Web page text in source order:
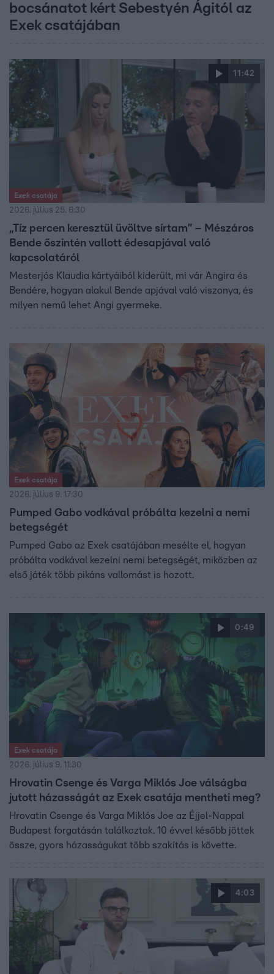
bocsánatot kért Sebestyén Ágitól az
Exek csatájában
11:42
Exek csatája
2026. július 25. 6:30
„Tíz percen keresztül üvöltve sírtam” – Mészáros
Bende őszintén vallott édesapjával való
kapcsolatáról
Mesterjós Klaudia kártyáiból kiderült, mi vár Angira és
Bendére, hogyan alakul Bende apjával való viszonya, és
milyen nemű lehet Angi gyermeke.
Exek csatája
2026. július 9. 17:30
Pumped Gabo vodkával próbálta kezelni a nemi
betegségét
Pumped Gabo az Exek csatájában mesélte el, hogyan
próbálta vodkával kezelni nemi betegségét, miközben az
első játék több pikáns vallomást is hozott.
0:49
Exek csatája
2026. július 9. 11:30
Hrovatin Csenge és Varga Miklós Joe válságba
jutott házasságát az Exek csatája mentheti meg?
Hrovatin Csenge és Varga Miklós Joe az Éjjel-Nappal
Budapest forgatásán találkoztak. 10 évvel később jöttek
össze, gyors házasságukat több szakítás is követte.
4:03